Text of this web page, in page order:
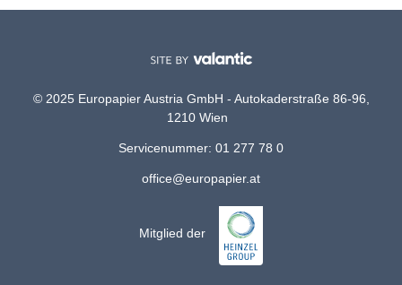
© 2025 Europapier Austria GmbH - Autokaderstraße 86-96,
1210 Wien
Servicenummer: 01 277 78 0
office@europapier.at
Mitglied der